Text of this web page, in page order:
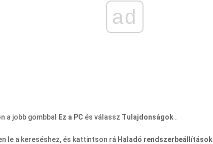
ad
a jobb gombbal Ez a PC és válassz Tulajdonságok .
le a kereséshez, és kattintson rá Haladó rendszerbeállítások